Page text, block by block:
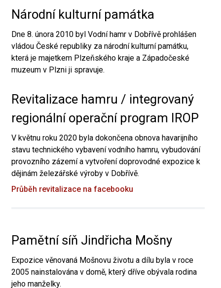
Národní kulturní památka
Dne 8. února 2010 byl Vodní hamr v Dobřívě prohlášen
vládou České republiky za národní kulturní památku,
která je majetkem Plzeňského kraje a Západočeské
muzeum v Plzni ji spravuje.
Revitalizace hamru / integrovaný
regionální operační program IROP
V květnu roku 2020 byla dokončena obnova havarijního
stavu technického vybavení vodního hamru, vybudování
provozního zázemí a vytvoření doprovodné expozice k
dějinám železářské výroby v Dobřívě.
Průběh revitalizace na facebooku
Pamětní síň Jindřicha Mošny
Expozice věnovaná Mošnovu životu a dílu byla v roce
2005 nainstalována v domě, který dříve obývala rodina
jeho manželky.